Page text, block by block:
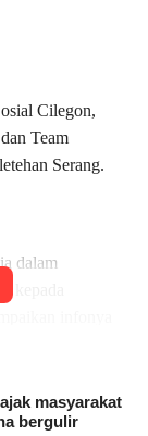
Cilegon,
Team
Serang.
dalam
kepada
ini,
membuka
masyarakat
bergulir